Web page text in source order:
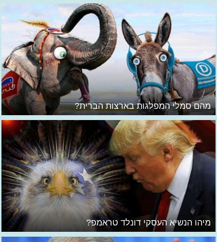
מהם סמלי המפלגות בארצות הברית?
מיהו הנשיא העסקי דונלד טראמפ?